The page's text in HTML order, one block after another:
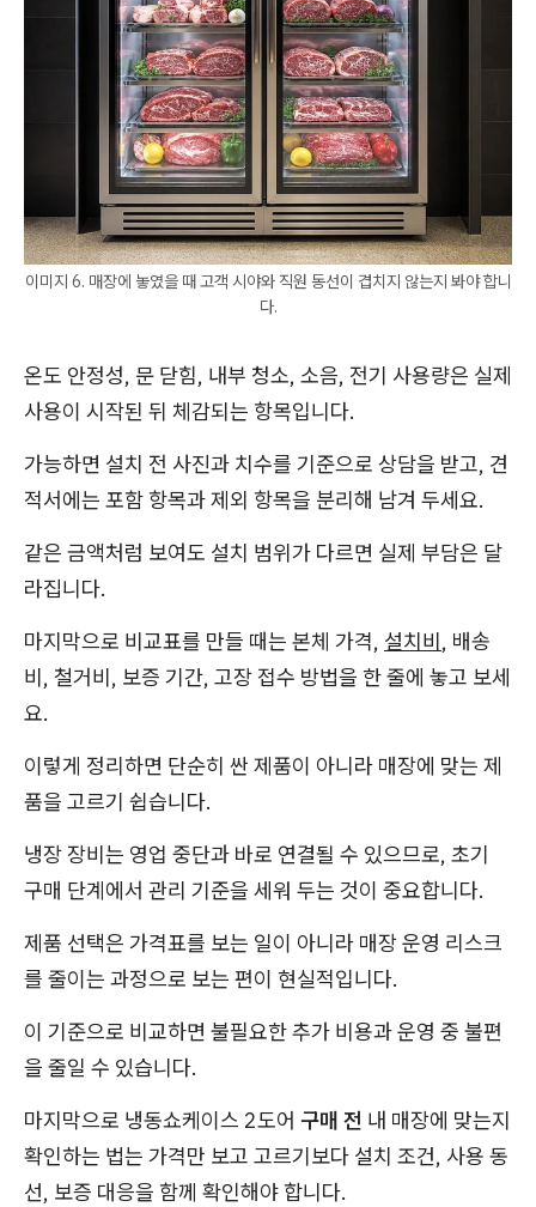
이미지 6. 매장에 놓였을 때 고객 시야와 직원 동선이 겹치지 않는지 봐야 합니
다.
온도 안정성, 문 닫힘, 내부 청소, 소음, 전기 사용량은 실제
사용이 시작된 뒤 체감되는 항목입니다.
가능하면 설치 전 사진과 치수를 기준으로 상담을 받고, 견
적서에는 포함 항목과 제외 항목을 분리해 남겨 두세요.
같은 금액처럼 보여도 설치 범위가 다르면 실제 부담은 달
라집니다.
마지막으로 비교표를 만들 때는 본체 가격, 설치비, 배송
비, 철거비, 보증 기간, 고장 접수 방법을 한 줄에 놓고 보세
요.
이렇게 정리하면 단순히 싼 제품이 아니라 매장에 맞는 제
품을 고르기 쉽습니다.
냉장 장비는 영업 중단과 바로 연결될 수 있으므로, 초기
구매 단계에서 관리 기준을 세워 두는 것이 중요합니다.
제품 선택은 가격표를 보는 일이 아니라 매장 운영 리스크
를 줄이는 과정으로 보는 편이 현실적입니다.
이 기준으로 비교하면 불필요한 추가 비용과 운영 중 불편
을 줄일 수 있습니다.
마지막으로 냉동쇼케이스 2도어 구매 전 내 매장에 맞는지
확인하는 법는 가격만 보고 고르기보다 설치 조건, 사용 동
선, 보증 대응을 함께 확인해야 합니다.